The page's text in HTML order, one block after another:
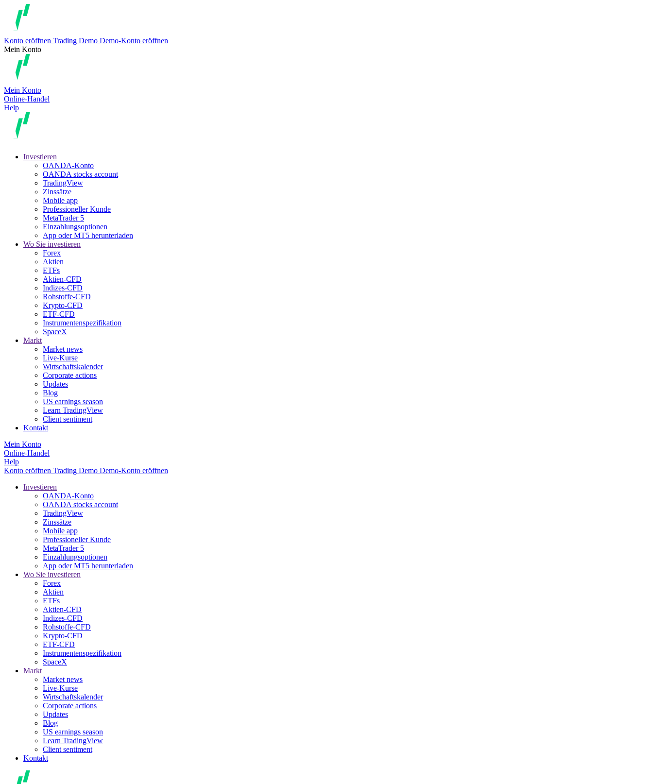
Konto eröffnen Trading Demo Demo-Konto eröffnen
Mein Konto
Mein Konto
Online-Handel
Help
Investieren
OANDA-Konto
OANDA stocks account
TradingView
Zinssätze
Mobile app
Professioneller Kunde
MetaTrader 5
Einzahlungsoptionen
App oder MT5 herunterladen
Wo Sie investieren
Forex
Aktien
ETFs
Aktien-CFD
Indizes-CFD
Rohstoffe-CFD
Krypto-CFD
ETF-CFD
Instrumentenspezifikation
SpaceX
Markt
Market news
Live-Kurse
Wirtschaftskalender
Corporate actions
Updates
Blog
US earnings season
Learn TradingView
Client sentiment
Kontakt
Mein Konto
Online-Handel
Help
Konto eröffnen Trading Demo Demo-Konto eröffnen
Investieren
OANDA-Konto
OANDA stocks account
TradingView
Zinssätze
Mobile app
Professioneller Kunde
MetaTrader 5
Einzahlungsoptionen
App oder MT5 herunterladen
Wo Sie investieren
Forex
Aktien
ETFs
Aktien-CFD
Indizes-CFD
Rohstoffe-CFD
Krypto-CFD
ETF-CFD
Instrumentenspezifikation
SpaceX
Markt
Market news
Live-Kurse
Wirtschaftskalender
Corporate actions
Updates
Blog
US earnings season
Learn TradingView
Client sentiment
Kontakt